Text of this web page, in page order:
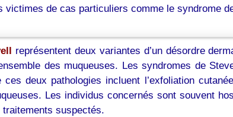
victimes de cas particuliers comme le syndrome
représentent deux variantes d’un désordre
des muqueuses. Les syndromes de
deux pathologies incluent l’exfoliation
Les individus concernés sont souvent
suspectés.